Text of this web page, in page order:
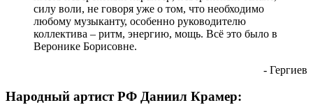
силу воли, не говоря уже о том, что необходимо
любому музыканту, особенно руководителю
коллектива – ритм, энергию, мощь. Всё это было в
Веронике Борисовне.
- Гергиев
Народный артист РФ Даниил Крамер: